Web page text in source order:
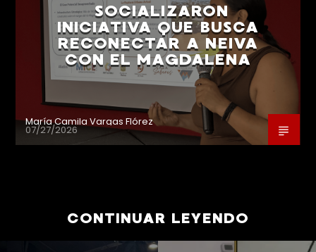
SOCIALIZARON
INICIATIVA QUE BUSCA
RECONECTAR A NEIVA
CON EL MAGDALENA
María Camila Vargas Flórez
07/27/2026
CONTINUAR LEYENDO